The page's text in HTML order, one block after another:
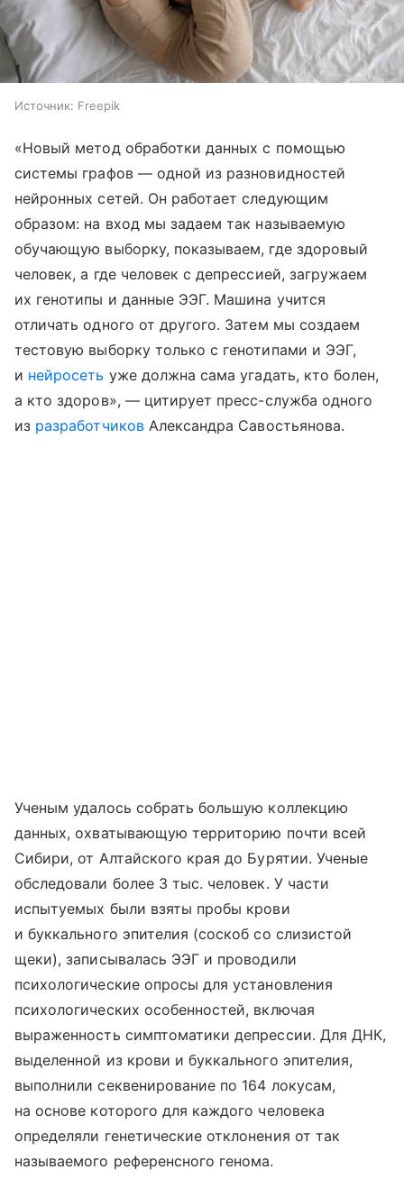
Источник: Freepik
«Новый метод обработки данных с помощью
системы графов — одной из разновидностей
нейронных сетей. Он работает следующим
образом: на вход мы задаем так называемую
обучающую выборку, показываем, где здоровый
человек, а где человек с депрессией, загружаем
их генотипы и данные ЭЭГ. Машина учится
отличать одного от другого. Затем мы создаем
тестовую выборку только с генотипами и ЭЭГ,
и нейросеть уже должна сама угадать, кто болен,
а кто здоров», — цитирует пресс-служба одного
из разработчиковАлександра Савостьянова.
Ученым удалось собрать большую коллекцию
данных, охватывающую территорию почти всей
Сибири, от Алтайского края до Бурятии. Ученые
обследовали более 3 тыс. человек. У части
испытуемых были взяты пробы крови
и буккального эпителия (соскоб со слизистой
щеки), записывалась ЭЭГ и проводили
психологические опросы для установления
психологических особенностей, включая
выраженность симптоматики депрессии. Для ДНК,
выделенной из крови и буккального эпителия,
выполнили секвенирование по 164 локусам,
на основе которого для каждого человека
определяли генетические отклонения от так
называемого референсного генома.